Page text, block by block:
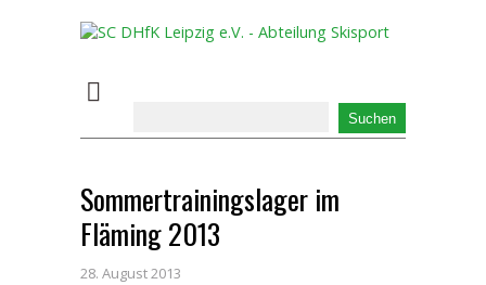
Sommertrainingslager im
Fläming 2013
28. August 2013